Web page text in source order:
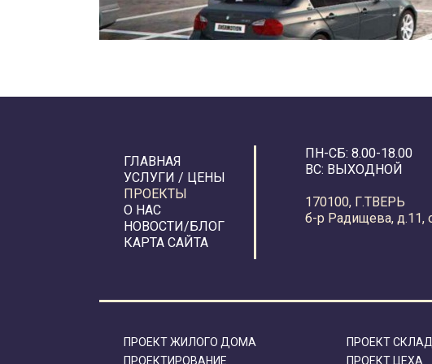
ГЛАВНАЯ
УСЛУГИ / ЦЕНЫ
ПРОЕКТЫ
О НАС
НОВОСТИ/БЛОГ
КАРТА САЙТА
ПН-CБ: 8.00-18.00
ВС: ВЫХОДНОЙ
170100, Г.ТВЕРЬ
б-р Радищева, д.11,
ПРОЕКТ ЖИЛОГО ДОМА
ПРОЕКТИРОВАНИЕ
ПРОЕКТ
ПРОЕКТ ЦЕХА